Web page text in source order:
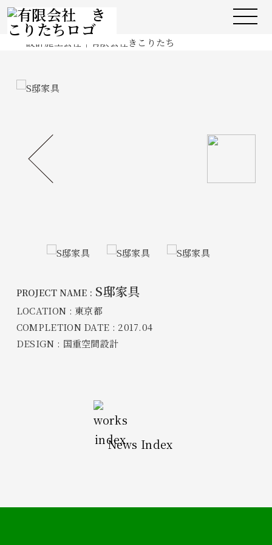
施工実績Works
PROJECT NAME : S邸家具
LOCATION : 東京都
COMPLETION DATE : 2017.04
DESIGN : 国重空間設計
News Index